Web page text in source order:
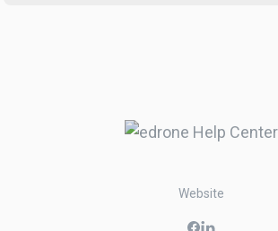
Website